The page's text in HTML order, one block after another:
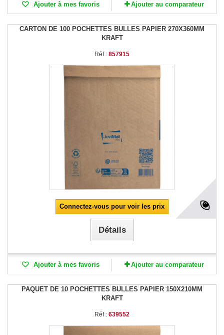
Ajouter à mes favoris Ajouter au comparateur
CARTON DE 100 POCHETTES BULLES PAPIER 270X360MM
KRAFT
Réf : 857915
Connectez-vous pour voir les prix
Détails
Ajouter à mes favoris Ajouter au comparateur
PAQUET DE 10 POCHETTES BULLES PAPIER 150X210MM
KRAFT
Réf : 639552